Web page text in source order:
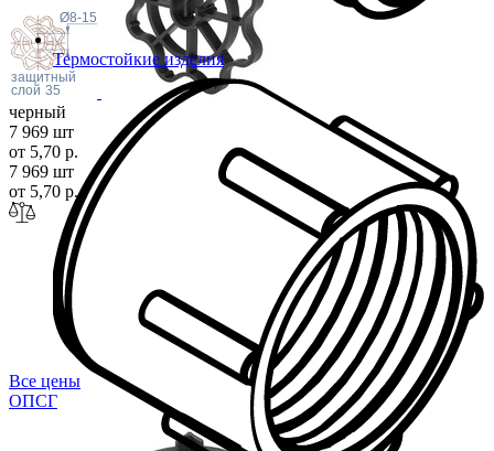
Термостойкие изделия
Ø8-15
защитный
слой 35
черный
7 969 шт
от 5,70 р.
7 969 шт
от 5,70 р.
Все цены
ОПСГ